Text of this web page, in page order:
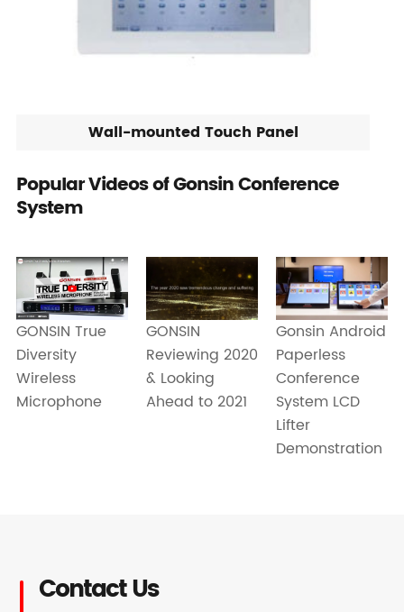
Wall-mounted Touch Panel
Popular Videos of Gonsin Conference
System
GONSIN True
Diversity
Wireless
Microphone
GONSIN
Reviewing 2020
& Looking
Ahead to 2021
Gonsin Android
Paperless
Conference
System LCD
Lifter
Demonstration
Contact Us